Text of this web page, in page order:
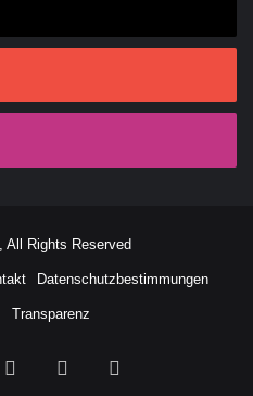
All Rights Reserved
Datenschutzbestimmungen
Transparenz
YouTube